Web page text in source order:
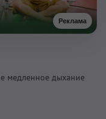
Реклама
медленное дыхание